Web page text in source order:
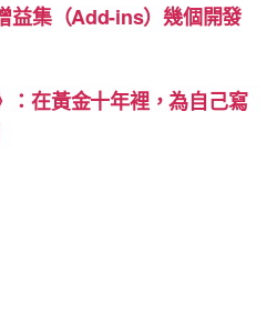
益集（Add-ins）幾個開發
：在黃金十年裡，為自己寫